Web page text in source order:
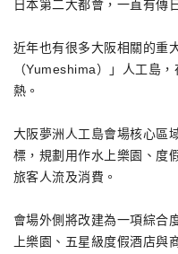
日本第二大都會，一直有傳
近年也有很多大阪相關的重
（Yumeshima）」人工島
熱。
大阪夢洲人工島會場核心區
標，規劃用作水上樂園、度
旅客人流及消費。
會場外側將改建為一項綜合
上樂園、五星級度假酒店與